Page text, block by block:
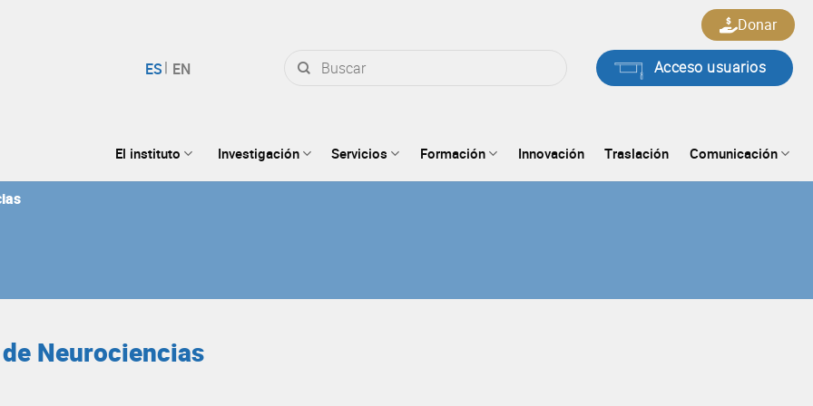
por:
Acceso usuarios
Donar
El instituto Investigación Servicios Formación Innovación Traslación Comunicación
Neurociencias